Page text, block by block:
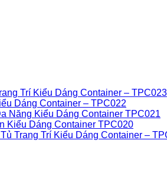
Trí Kiểu Dáng Container – TPC023
Dáng Container – TPC022
Năng Kiểu Dáng Container TPC021
Kiểu Dáng Container TPC020
Tủ Trang Trí Kiểu Dáng Container –